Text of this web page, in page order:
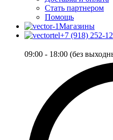
Стать партнером
Помощь
Магазины
+7 (918) 252-
09:00 - 18:00 (без